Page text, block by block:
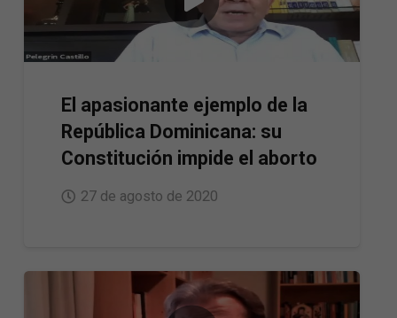
El apasionante ejemplo de la
República Dominicana: su
Constitución impide el aborto
27 de agosto de 2020